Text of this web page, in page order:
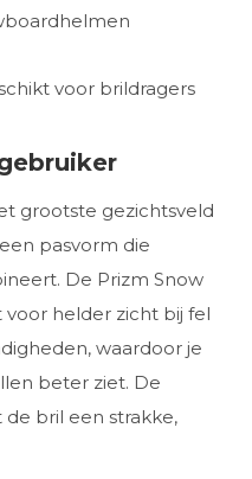
voor brildragers
grootste gezichtsveld
pasvorm die
De Prizm Snow
helder zicht bij fel
waardoor je
beter ziet. De
bril een strakke,